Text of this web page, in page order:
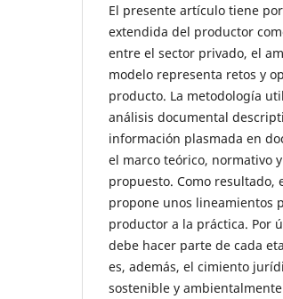
El presente artículo tiene
extendida del productor
entre el sector privado, el
modelo representa retos y
producto. La metodología
análisis documental
información plasmada en
el marco teórico, normativo
propuesto. Como resultado,
propone unos lineamientos
productor a la práctica. Por
debe hacer parte de cada
es, además, el cimiento
sostenible y